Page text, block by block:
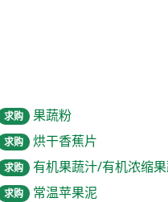
求购 果蔬粉
求购 烘干香蕉片
求购 有机果蔬汁/有机浓缩
求购 常温苹果泥